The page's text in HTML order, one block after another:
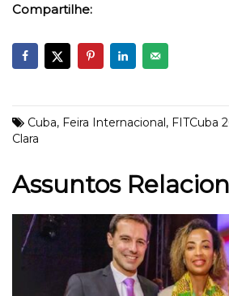
Compartilhe:
Cuba, Feira Internacional, FITCuba
Clara
Assuntos